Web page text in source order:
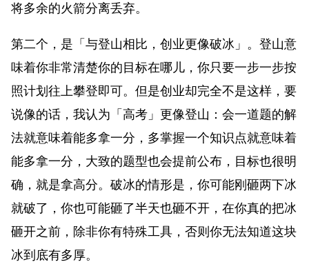
将多余的火箭分离丢弃。
第二个，是「与登山相比，创业更像破冰」。登山意
味着你非常清楚你的目标在哪儿，你只要一步一步按
照计划往上攀登即可。但是创业却完全不是这样，要
说像的话，我认为「高考」更像登山：会一道题的解
法就意味着能多拿一分，多掌握一个知识点就意味着
能多拿一分，大致的题型也会提前公布，目标也很明
确，就是拿高分。破冰的情形是，你可能刚砸两下冰
就破了，你也可能砸了半天也砸不开，在你真的把冰
砸开之前，除非你有特殊工具，否则你无法知道这块
冰到底有多厚。